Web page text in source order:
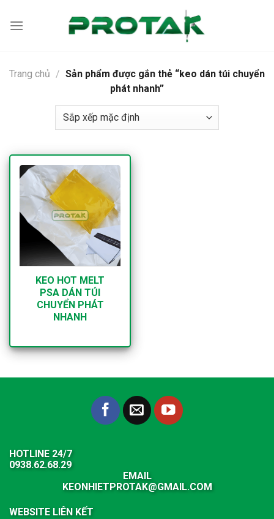
qua
Trang chủ / Sản phẩm được gắn thẻ “keo dán túi chuyển
phát nhanh”
KEO HOT MELT
PSA DÁN TÚI
CHUYỂN PHÁT
NHANH
HOTLINE 24/7
0938.62.68.29
EMAIL
KEONHIETPROTAK@GMAIL.COM
WEBSITE LIÊN KẾT